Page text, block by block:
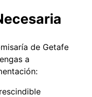
de Getafe
a